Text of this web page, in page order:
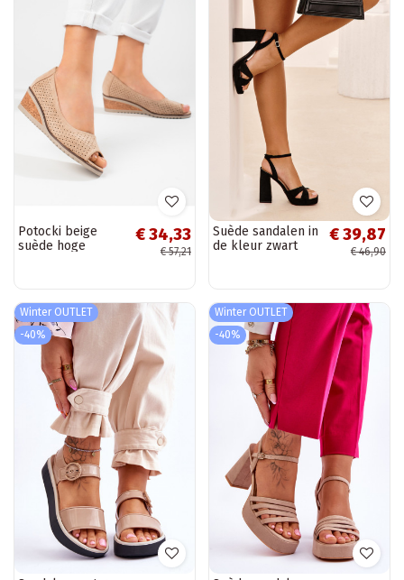
Potocki beige
suède hoge
€ 34,33
€ 57,21
Suède sandalen in
de kleur zwart
€ 39,87
€ 46,90
Winter OUTLET
-40%
Winter OUTLET
-40%